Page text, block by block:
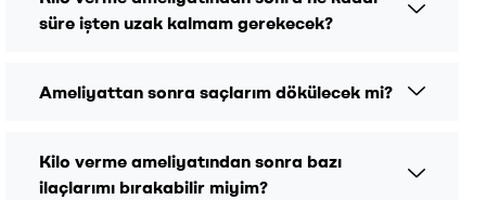
süre işten uzak kalmam gerekecek?
Ameliyattan sonra saçlarım dökülecek mi?
Kilo verme ameliyatından sonra bazı
ilaçlarımı bırakabilir miyim?